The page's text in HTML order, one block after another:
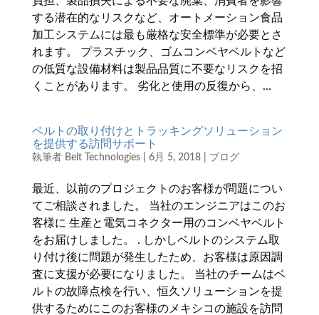
する潜在的なリスクなど、オートメーション食品
加工システムには最も厳格な安全標準が必要とさ
れます。 プラスチック、ゴムコンベヤベルトなど
の低質な設備材料は製品品質に不要なリスクを招
くことがあります。 劣化と使用の反復から、...
ベルトの取り付けとトラッキングソリューション
を提供する訪問サポート
執筆者 Belt Technologies| 6月 5, 2018| ブログ
最近、以前のプロジェクトのお客様が問題につい
てご相談されました。 当社のエンジニアはこのお
客様に 生産と電気コネクター用のコンベヤベルト
をお届けしました。 . しかしベルトのシステム取
り付け後に問題が発生したため、お客様は原因調
査に支援が必要になりました。 当社のチームはベ
ルトの故障点検を行い、恒久ソリューションを提
供するためにこのお客様のメキシコの施設を訪問